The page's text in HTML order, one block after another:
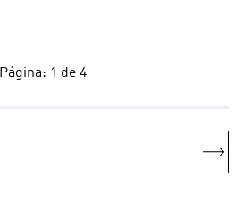
Página: 1 de 4